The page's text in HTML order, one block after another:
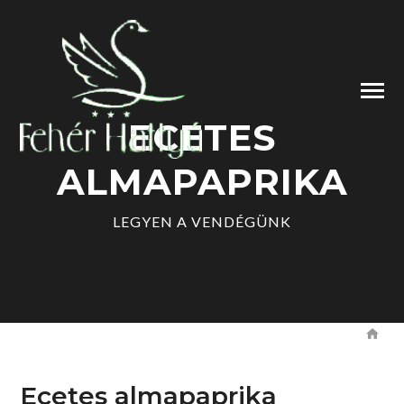
ECETES
ALMAPAPRIKA
LEGYEN A VENDÉGÜNK
Ecetes almapaprika